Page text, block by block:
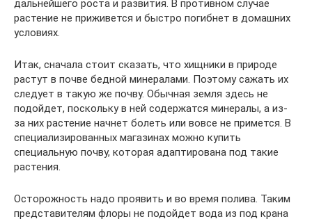
дальнейшего роста и развития. В противном случае
растение не приживется и быстро погибнет в домашних
условиях.
Итак, сначала стоит сказать, что хищники в природе
растут в почве бедной минералами. Поэтому сажать их
следует в такую же почву. Обычная земля здесь не
подойдет, поскольку в ней содержатся минералы, а из-
за них растение начнет болеть или вовсе не примется. В
специализированных магазинах можно купить
специальную почву, которая адаптирована под такие
растения.
Осторожность надо проявить и во время полива. Таким
представителям флоры не подойдет вода из под крана